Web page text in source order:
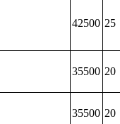
42500 25
35500 20
35500 20